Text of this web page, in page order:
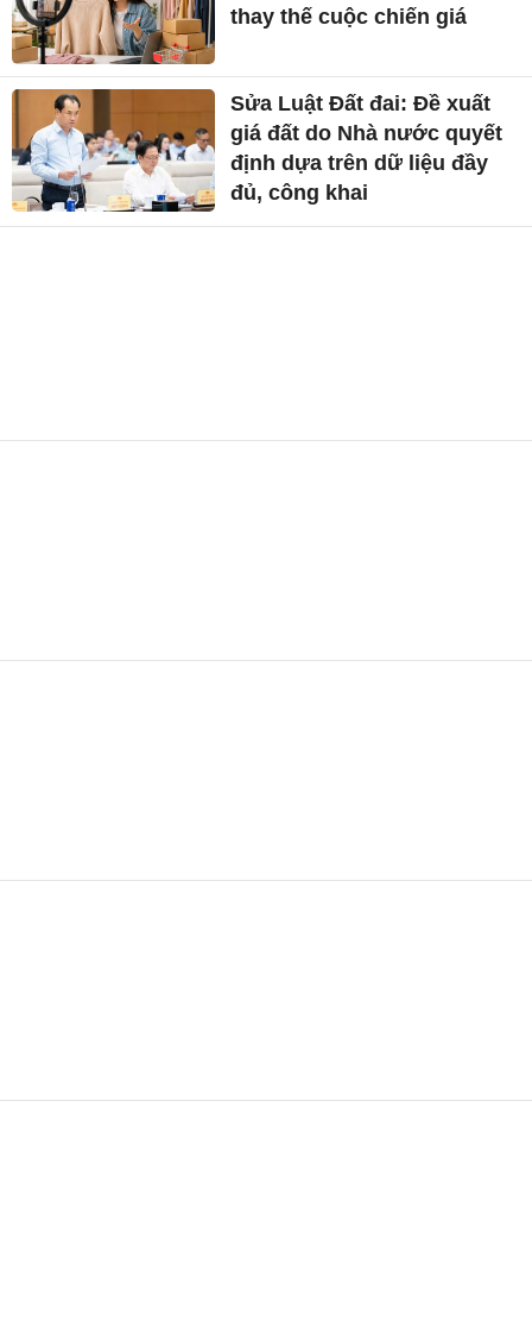
thay thế cuộc chiến giá
Sửa Luật Đất đai: Đề xuất
giá đất do Nhà nước quyết
định dựa trên dữ liệu đầy
đủ, công khai